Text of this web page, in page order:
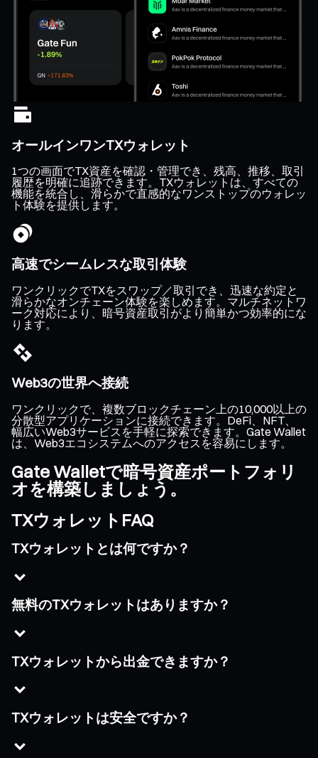
オールインワンTXウォレット
1つの画面でTX資産を確認・管理でき、残高、推移、取引
履歴を明確に追跡できます。TXウォレットは、すべての
機能を統合し、滑らかで直感的なワンストップのウォレッ
ト体験を提供します。
高速でシームレスな取引体験
ワンクリックでTXをスワップ／取引でき、迅速な約定と
滑らかなオンチェーン体験を楽しめます。マルチネットワ
ーク対応により、暗号資産取引がより簡単かつ効率的にな
ります。
Web3の世界へ接続
ワンクリックで、複数ブロックチェーン上の10,000以上の
分散型アプリケーションに接続できます。DeFi、NFT、
幅広いWeb3サービスを手軽に探索できます。Gate Wallet
は、Web3エコシステムへのアクセスを容易にします。
Gate Walletで暗号資産ポートフォリ
オを構築しましょう。
TXウォレットFAQ
TXウォレットとは何ですか？
無料のTXウォレットはありますか？
TXウォレットから出金できますか？
TXウォレットは安全ですか？